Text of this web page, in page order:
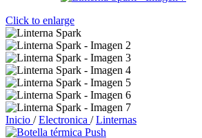
Click to enlarge
Inicio / Electronica / Linternas